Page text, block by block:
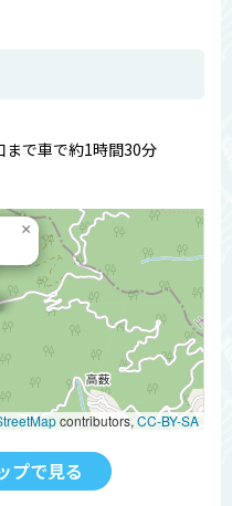
まで車で約1時間30分
×
contributors, CC-BY-SA
プで見る